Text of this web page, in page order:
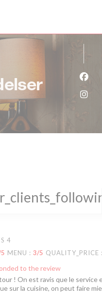
4
MENU : 3/5 QUALITY_PRICE
to the review
! On est ravis que le service
sur la cuisine, on peut faire